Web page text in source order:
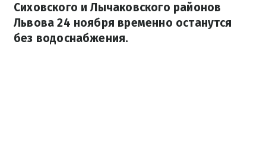
Сиховского и Лычаковского районов
Львова 24 ноября временно останутся
без водоснабжения.